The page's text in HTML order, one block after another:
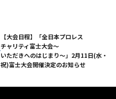
【大会日程】「全日本プロレス
チャリティ富士大会～
いただきへのはじまり～」2月11日(水・
祝)富士大会開催決定のお知らせ